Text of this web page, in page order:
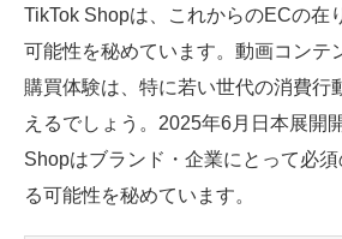
TikTok Shopは、これからのECの在
可能性を秘めています。動画コンテ
購買体験は、特に若い世代の消費行
えるでしょう。2025年6月日本展開
Shopはブランド・企業にとって必
る可能性を秘めています。